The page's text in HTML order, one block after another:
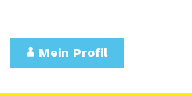
Mein Profil